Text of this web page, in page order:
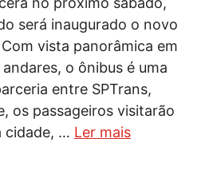
será inaugurado o novo
vista panorâmica em
o ônibus é uma
entre SPTrans,
os passageiros visitarão
cidade, … Ler mais